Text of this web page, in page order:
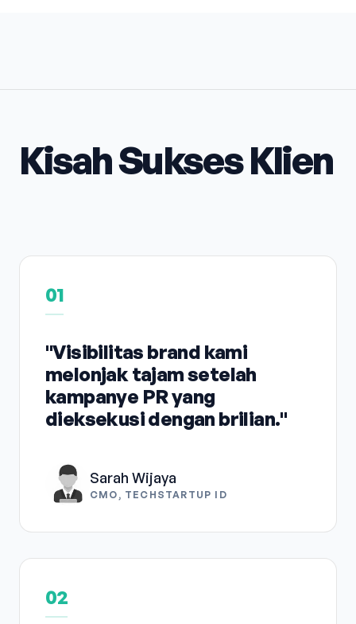
Kisah Sukses Klien
01
"Visibilitas brand kami
melonjak tajam setelah
kampanye PR yang
dieksekusi dengan brilian."
Sarah Wijaya
CMO, TECHSTARTUP ID
02